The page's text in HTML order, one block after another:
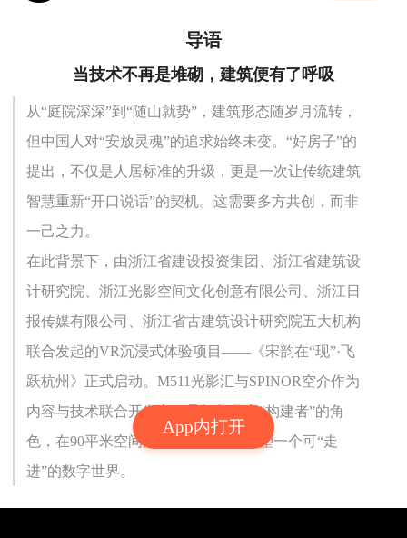
App内打开
导语
当技术不再是堆砌，建筑便有了呼吸
从“庭院深深”到“随山就势”，建筑形态随岁月流转，
但中国人对“安放灵魂”的追求始终未变。“好房子”的
提出，不仅是人居标准的升级，更是一次让传统建筑
智慧重新“开口说话”的契机。这需要多方共创，而非
一己之力。
在此背景下，由浙江省建设投资集团、浙江省建筑设
计研究院、浙江光影空间文化创意有限公司、浙江日
报传媒有限公司、浙江省古建筑设计研究院五大机构
联合发起的VR沉浸式体验项目——《宋韵在“现”·飞
跃杭州》正式启动。M511光影汇与SPINOR空介作为
内容与技术联合开发方，承担起数字“构建者”的角
色，在90平米空间内，为宋韵建筑重塑一个可“走
进”的数字世界。